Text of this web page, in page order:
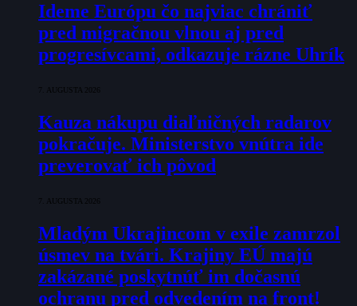
Ideme Európu čo najviac chrániť
pred migračnou vlnou aj pred
progresívcami, odkazuje rázne Uhrík
7. AUGUSTA 2026
Kauza nákupu diaľničných radarov
pokračuje. Ministerstvo vnútra ide
preverovať ich pôvod
7. AUGUSTA 2026
Mladým Ukrajincom v exile zamrzol
úsmev na tvári. Krajiny EÚ majú
zakázané poskytnúť im dočasnú
ochranu pred odvedením na front!